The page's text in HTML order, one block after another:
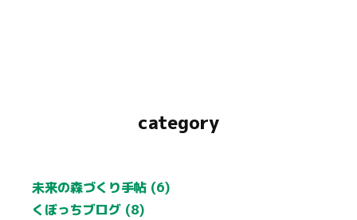
category
未来の森づくり手帖 (6)
くぼっちブログ (8)